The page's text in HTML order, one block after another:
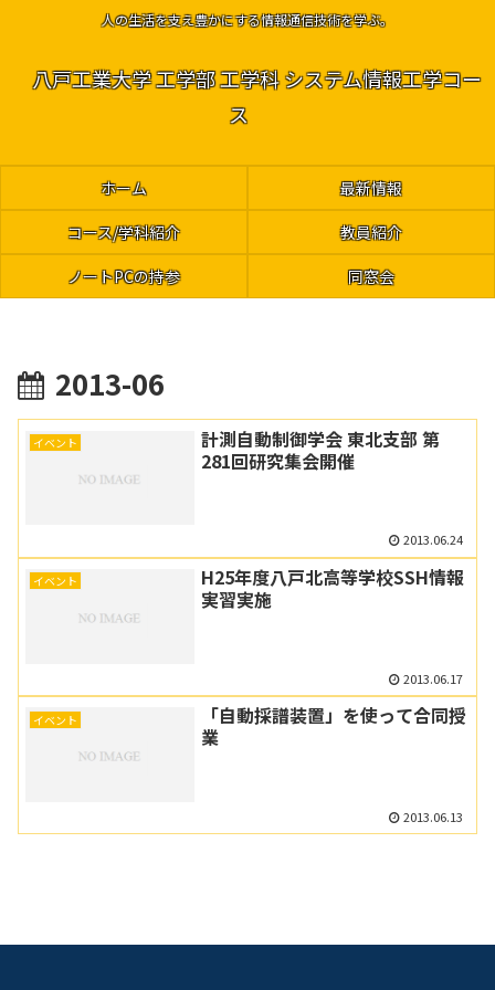
人の生活を支え豊かにする情報通信技術を学ぶ。
八戸工業大学 工学部 工学科 システム情報工学コー
ス
ホーム
最新情報
コース/学科紹介
教員紹介
ノートPCの持参
同窓会
2013-06
イベント
計測自動制御学会 東北支部 第
281回研究集会開催
2013.06.24
イベント
H25年度八戸北高等学校SSH情報
実習実施
2013.06.17
イベント
「自動採譜装置」を使って合同授
業
2013.06.13